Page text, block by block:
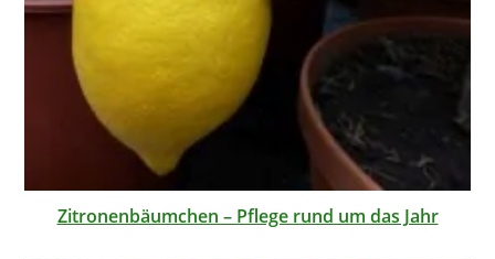
Zitronenbäumchen – Pflege rund um das Jahr